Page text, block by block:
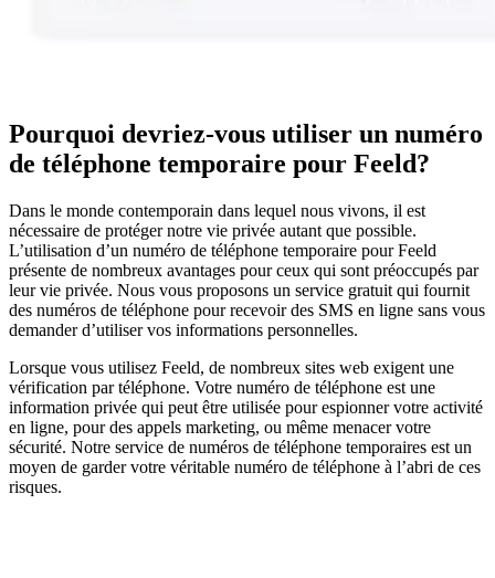
Pourquoi devriez-vous utiliser un numéro
de téléphone temporaire pour Feeld?
Dans le monde contemporain dans lequel nous vivons, il est
nécessaire de protéger notre vie privée autant que possible.
L’utilisation d’un numéro de téléphone temporaire pour Feeld
présente de nombreux avantages pour ceux qui sont préoccupés par
leur vie privée. Nous vous proposons un service gratuit qui fournit
des numéros de téléphone pour recevoir des SMS en ligne sans vous
demander d’utiliser vos informations personnelles.
Lorsque vous utilisez Feeld, de nombreux sites web exigent une
vérification par téléphone. Votre numéro de téléphone est une
information privée qui peut être utilisée pour espionner votre activité
en ligne, pour des appels marketing, ou même menacer votre
sécurité. Notre service de numéros de téléphone temporaires est un
moyen de garder votre véritable numéro de téléphone à l’abri de ces
risques.